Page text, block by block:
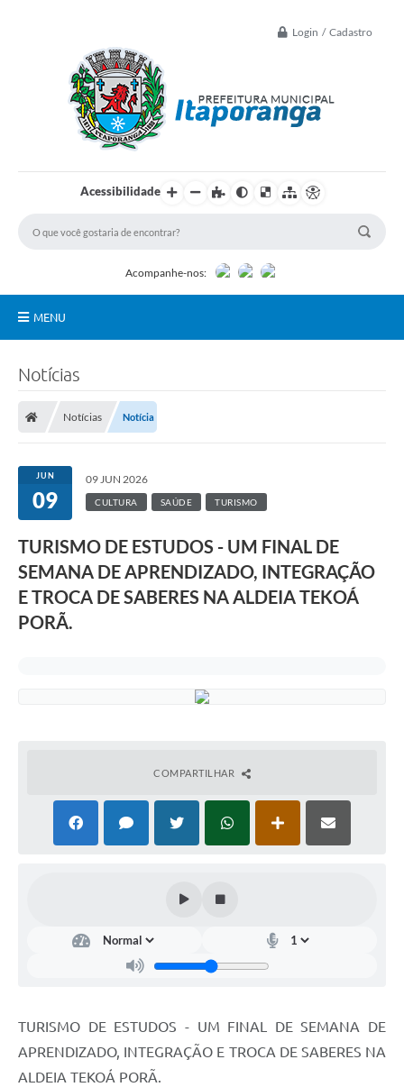
Login / Cadastro
Acessibilidade
Acompanhe-nos:
MENU
Publicações Oficiais
Cadastro de Artesãos
CTM
Audiências Públicas
Estatuto dos Servidores Municipais
Editais
Notícias
Notícias Notícia
JUN
09
09 JUN 2026
CULTURA SAÚDE TURISMO
TURISMO DE ESTUDOS - UM FINAL DE
SEMANA DE APRENDIZADO, INTEGRAÇÃO
E TROCA DE SABERES NA ALDEIA TEKOÁ
PORÃ.
COMPARTILHAR
TURISMO DE ESTUDOS - UM FINAL DE SEMANA DE
APRENDIZADO, INTEGRAÇÃO E TROCA DE SABERES NA
ALDEIA TEKOÁ PORÃ.